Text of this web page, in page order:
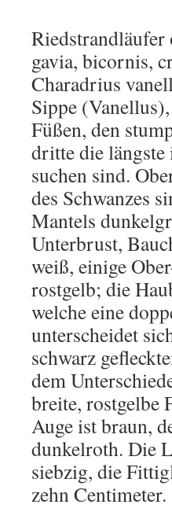
gavia, bicornis,
Charadrius
Sippe
Füßen, den
dritte die längste
suchen sind.
des Schwanzes
Mantels
Unterbrust,
weiß, einige
rostgelb; die
welche eine
unterscheidet
schwarz
dem
breite, rostgelbe
Auge ist braun,
dunkelroth. Die
siebzig, die
zehn Centimeter.